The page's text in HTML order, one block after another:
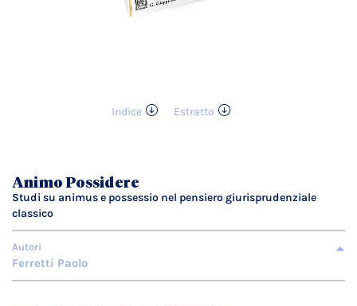
Indice
Estratto
galleria
di
immagini
Animo Possidere
Studi su animus e possessio nel pensiero giurisprudenziale
classico
Autori
Ferretti Paolo